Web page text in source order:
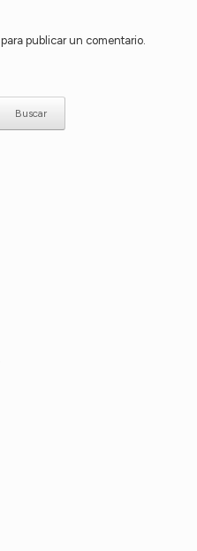
para publicar un comentario.
Buscar